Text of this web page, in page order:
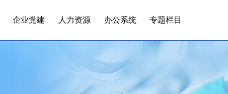
企业党建 人力资源 办公系统 专题栏目